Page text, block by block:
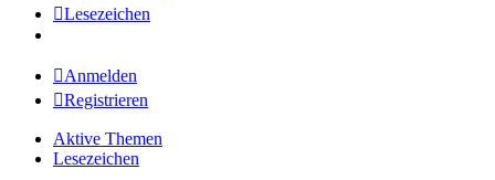
Lesezeichen
Anmelden
Registrieren
Aktive Themen
Lesezeichen